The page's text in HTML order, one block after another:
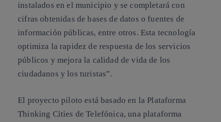
instalados en el municipio y se completará con
cifras obtenidas de bases de datos o fuentes de
información públicas, entre otros. Esta tecnología
optimiza la rapidez de respuesta de los servicios
públicos y mejora la calidad de vida de los
ciudadanos y los turistas”.
El proyecto piloto está basado en la Plataforma
Thinking Cities de Telefónica, una plataforma